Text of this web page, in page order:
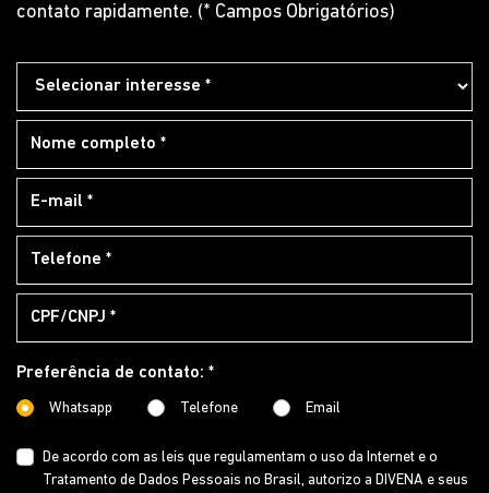
contato rapidamente. (* Campos Obrigatórios)
Preferência de contato: *
Whatsapp Telefone Email
De acordo com as leis que regulamentam o uso da Internet e o
Tratamento de Dados Pessoais no Brasil, autorizo a DIVENA e seus